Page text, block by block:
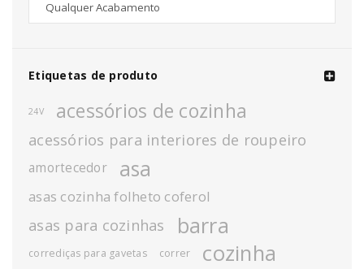
Etiquetas de produto
24V acessórios de cozinha
acessórios para interiores de roupeiro
amortecedor asa
asas cozinha folheto coferol
asas para cozinhas barra
corrediças para gavetas correr cozinha